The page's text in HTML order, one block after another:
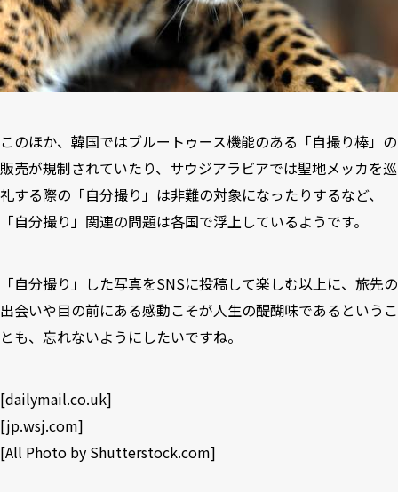
このほか、韓国ではブルートゥース機能のある「自撮り棒」の
販売が規制されていたり、サウジアラビアでは聖地メッカを巡
礼する際の「自分撮り」は非難の対象になったりするなど、
「自分撮り」関連の問題は各国で浮上しているようです。
「自分撮り」した写真をSNSに投稿して楽しむ以上に、旅先の
出会いや目の前にある感動こそが人生の醍醐味であるというこ
とも、忘れないようにしたいですね。
[dailymail.co.uk]
[jp.wsj.com]
[All Photo by Shutterstock.com]